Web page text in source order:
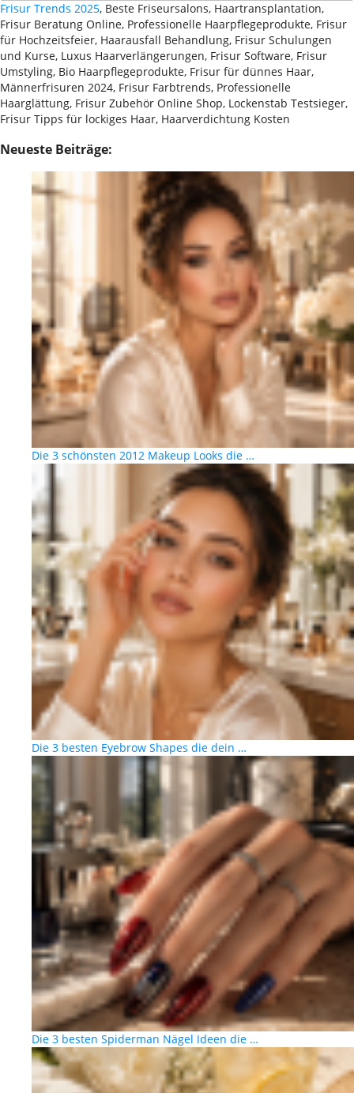
Frisur Trends 2025, Beste Friseursalons, Haartransplantation,
Frisur Beratung Online, Professionelle Haarpflegeprodukte, Frisur
für Hochzeitsfeier, Haarausfall Behandlung, Frisur Schulungen
und Kurse, Luxus Haarverlängerungen, Frisur Software, Frisur
Umstyling, Bio Haarpflegeprodukte, Frisur für dünnes Haar,
Männerfrisuren 2024, Frisur Farbtrends, Professionelle
Haarglättung, Frisur Zubehör Online Shop, Lockenstab Testsieger,
Frisur Tipps für lockiges Haar, Haarverdichtung Kosten
Neueste Beiträge:
Die 3 schönsten 2012 Makeup Looks die …
Die 3 besten Eyebrow Shapes die dein …
Die 3 besten Spiderman Nägel Ideen die …